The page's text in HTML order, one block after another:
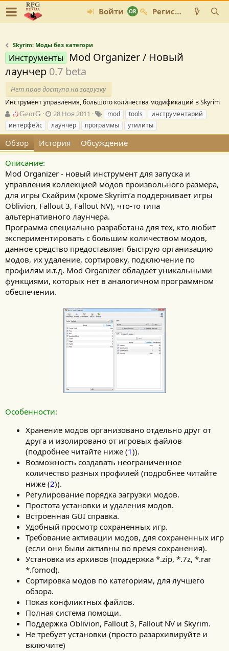
Войти Регистрация
Skyrim: Моды без категори
Инструменты
Mod Organizer / Новый
лаунчер 0.7 beta
Нет прав доступа на загрузку
Инструмент управления, большого количества модификаций в Skyrim
А
в
т
о
р
GeorG
Д
а
т
а
с
д
а
н
и
я
28 Ноя 2011
е
г
и
mod tools
инструментарий
интерфейс
лаунчер программы утилиты
Обзор История
Обсуждение
Описание:
Mod Organizer - новый инструмент для запуска и
управления коллекцией модов произвольного размера,
для игры Скайрим (кроме Skyrim’а поддерживает игры
Oblivion, Fallout 3, Fallout NV), что-то типа
альтернативного лаунчера.
Программа специально разработана для тех, кто любит
экспериментировать с большим количеством модов,
данное средство предоставляет быструю организацию
модов, их удаление, сортировку, подключение по
профилям и.т.д. Mod Organizer обладает уникальными
функциями, которых нет в аналогичном программном
обеспечении.
Особенности:
Хранение модов организовано отдельно друг от
друга и изолировано от игровых файлов
(подробнее читайте ниже (1)).
Возможность создавать неограниченное
количество разных профилей (подробнее читайте
ниже (2)).
Регулирование порядка загрузки модов.
Простота установки и удаления модов.
Встроенная GUI справка.
Удобный просмотр сохраненных игр.
Требование активации модов, для сохраненных игр
(если они были активны во время сохранения).
Установка из архивов (поддержка *.zip, *.7z, *.rar
*.fomod).
Сортировка модов по категориям, для лучшего
обзора.
Показ конфликтных файлов.
Полная система помощи.
Поддержка Oblivion, Fallout 3, Fallout NV и Skyrim.
Не требует установки (просто разархивируйте и
включите)